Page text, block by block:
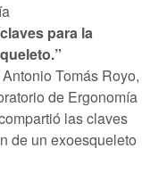
para la
Tomás Royo,
de Ergonomía
las claves
de un exoesqueleto